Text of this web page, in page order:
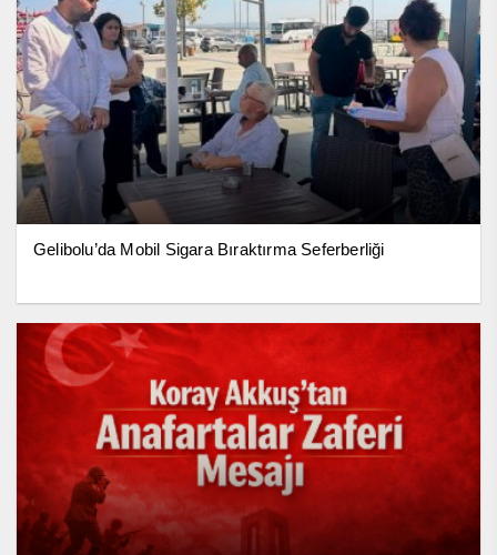
Gelibolu’da Mobil Sigara Bıraktırma Seferberliği